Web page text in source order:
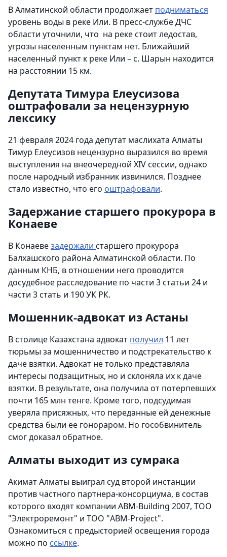
В Алматинской области продолжает подниматься
уровень воды в реке Или. В пресс-службе ДЧС
области уточнили, что на реке стоит ледостав,
угрозы населенным пунктам нет. Ближайший
населенный пункт к реке Или – с. Шарын находится
на расстоянии 15 км.
Депутата Тимура Елеусизова
оштрафовали за нецензурную
лексику
21 февраля 2024 года депутат маслихата Алматы
Тимур Елеусизов нецензурно выразился во время
выступления на внеочередной XIV сессии, однако
после народный избранник извинился. Позднее
стало известно, что его оштрафовали.
Задержание старшего прокурора в
Конаеве
В Конаевезадержали старшего прокурора
Балхашского района Алматинской области. По
данным КНБ, в отношении него проводится
досудебное расследование по части 3 статьи 24 и
части 3 стать и 190 УК РК.
Мошенник-адвокат из Астаны
В столице Казахстана адвокат получил 11 лет
тюрьмы за мошенничество и подстрекательство к
даче взятки. Адвокат не только представляла
интересы подзащитных, но и склоняла их к даче
взятки. В результате, она получила от потерпевших
почти 165 млн тенге. Кроме того, подсудимая
уверяла присяжных, что переданные ей денежные
средства были ее гонораром. Но гособвинитель
смог доказал обратное.
Алматы выходит из сумрака
Акимат Алматы выиграл суд второй инстанции
против частного партнера-консорциума, в состав
которого входят компании ABM-Вuilding 2007, ТОО
"Электроремонт" и ТОО "ABM-Project".
Ознакомиться с предысторией освещения города
можно по ссылке.